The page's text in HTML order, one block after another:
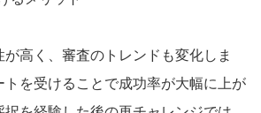
高く、審査のトレンドも変化しま
トを受けることで成功率が大幅に上が